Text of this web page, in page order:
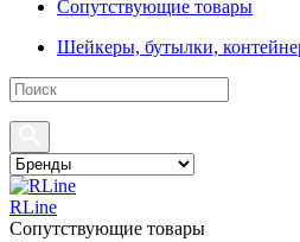
Сопутствующие товары
Шейкеры, бутылки,
RLine
Сопутствующие товары